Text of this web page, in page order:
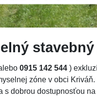
0915 142 544)
zóne v obci
s dobrou dostupnosťou